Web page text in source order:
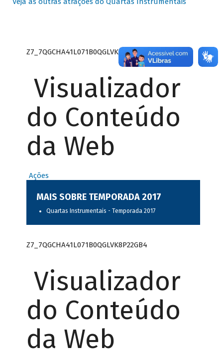
Z7_7QGCHA41L071B0QGLVK8P22GJ7
Visualizador
do Conteúdo
da Web
Ações
MAIS SOBRE TEMPORADA 2017
Quartas Instrumentais - Temporada 2017
Z7_7QGCHA41L071B0QGLVK8P22GB4
Visualizador
do Conteúdo
da Web